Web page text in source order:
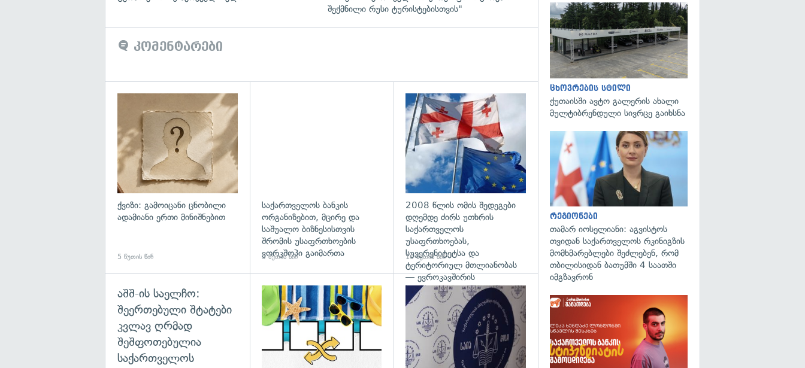
შექმნილი რუსი ტურისტებისთვის"
კომენტარები
ქვიზი: გამოიცანი ცნობილი
ადამიანი ერთი მინიშნებით
5 წუთის წინ
საქართველოს ბანკის
ორგანიზებით, მცირე და
საშუალო ბიზნესისთვის
შრომის უსაფრთხოების
ვორკშოპი გაიმართა
5 წუთის წინ
გადახედვა
2008 წლის ომის შედეგები
დღემდე ძირს უთხრის
საქართველოს
უსაფრთხოებას,
სუვერენიტეტსა და
ტერიტორიულ მთლიანობას
— ევროკავშირის
პრესპიკერის განცხადება
10 წუთის წინ
აშშ-ის საელჩო:
შეერთებული შტატები
კვლავ ღრმად
შეშფოთებულია
საქართველოს
გადახედვა გადახედვა
ცხოვრების სტილი
ქუთაისში ავტო გალერის ახალი
მულტიბრენდული სივრცე გაიხსნა
რეგიონები
თამარ იოსელიანი: აგვისტოს
თვიდან საქართველოს რკინიგზის
მომხმარებლები შეძლებენ, რომ
თბილისიდან ბათუმში 4 საათში
იმგზავრონ